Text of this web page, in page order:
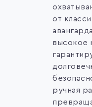
от
высокое
ручная